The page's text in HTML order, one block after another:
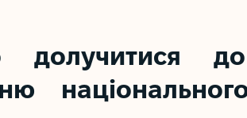
долучитися до